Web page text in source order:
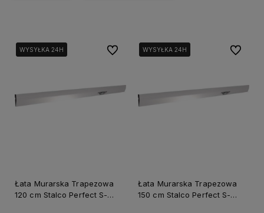
WYSYŁKA 24H
WYSYŁKA 24H
Łata Murarska Trapezowa
120 cm Stalco Perfect S-
Do ulubionychWYSYŁKA 24H
WYSYŁKA 24H
Łata Murarska Trapezowa
150 cm Stalco Perfect S-
Do